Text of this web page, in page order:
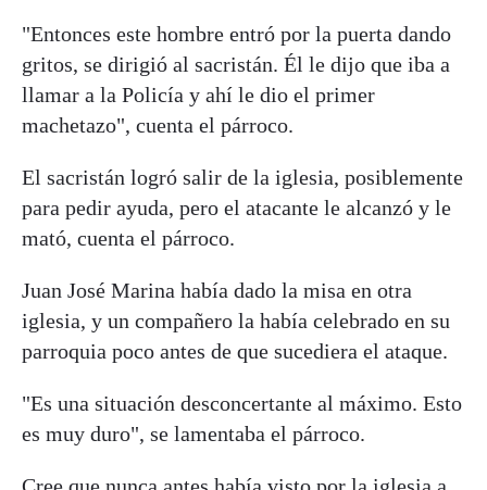
"Entonces este hombre entró por la puerta dando
gritos, se dirigió al sacristán. Él le dijo que iba a
llamar a la Policía y ahí le dio el primer
machetazo", cuenta el párroco.
El sacristán logró salir de la iglesia, posiblemente
para pedir ayuda, pero el atacante le alcanzó y le
mató, cuenta el párroco.
Juan José Marina había dado la misa en otra
iglesia, y un compañero la había celebrado en su
parroquia poco antes de que sucediera el ataque.
"Es una situación desconcertante al máximo. Esto
es muy duro", se lamentaba el párroco.